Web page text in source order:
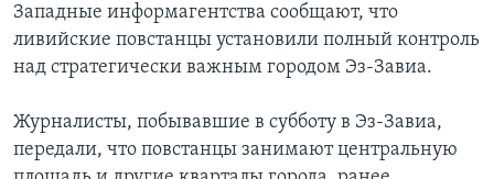
Западные информагентства сообщают, что
ливийские повстанцы установили полный контроль
над стратегически важным городом Эз-Завиа.
Журналисты, побывавшие в субботу в Эз-Завиа,
передали, что повстанцы занимают центральную